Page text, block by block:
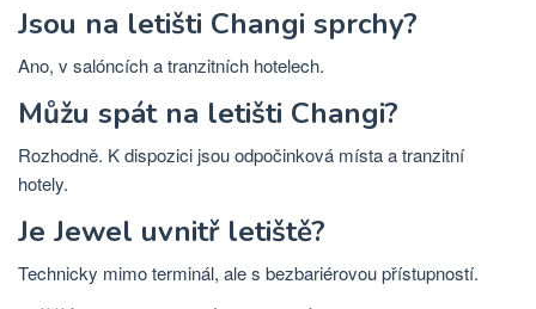
Jsou na letišti Changi sprchy?
Ano, v salóncích a tranzitních hotelech.
Můžu spát na letišti Changi?
Rozhodně. K dispozici jsou odpočinková místa a tranzitní
hotely.
Je Jewel uvnitř letiště?
Technicky mimo terminál, ale s bezbariérovou přístupností.